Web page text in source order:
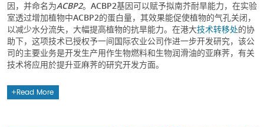
因，并命名为ACBP2。ACBP2基因可以赋予拟南芥耐旱能力，在实验
室透过增加植物中ACBP2的蛋白量，其效果能促使植物的气孔关闭，
以减少水分流失，大幅提高植物的抗旱能力。在港大技术转移处的协
助下，这项技术已授权予一间国际农业公司作进一步开发研究，该公
司的主要业务是开发生产用作生物燃料和生物润滑油的亚麻荠，有关
技术将应用於提升亚麻荠的研究开发方面。
Read More